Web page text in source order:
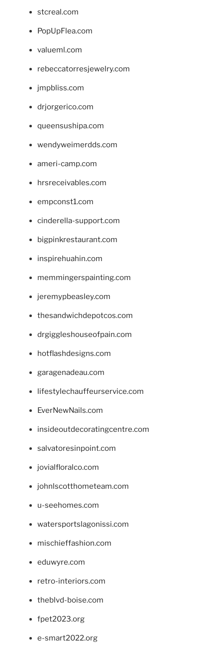
stcreal.com
PopUpFlea.com
valueml.com
rebeccatorresjewelry.com
jmpbliss.com
drjorgerico.com
queensushipa.com
wendyweimerdds.com
ameri-camp.com
hrsreceivables.com
empconst1.com
cinderella-support.com
bigpinkrestaurant.com
inspirehuahin.com
memmingerspainting.com
jeremypbeasley.com
thesandwichdepotcos.com
drgiggleshouseofpain.com
hotflashdesigns.com
garagenadeau.com
lifestylechauffeurservice.com
EverNewNails.com
insideoutdecoratingcentre.com
salvatoresinpoint.com
jovialfloralco.com
johnlscotthometeam.com
u-seehomes.com
watersportslagonissi.com
mischieffashion.com
eduwyre.com
retro-interiors.com
theblvd-boise.com
fpet2023.org
e-smart2022.org